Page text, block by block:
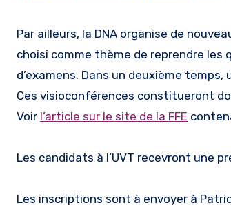
Par ailleurs, la DNA organise de
choisi comme thème de reprendre les
d’examens. Dans un deuxième
Ces visioconférences constitueront
Voir l’article sur le site de la FFE
Les candidats à l’UVT recevront une
Les inscriptions sont à envoyer à